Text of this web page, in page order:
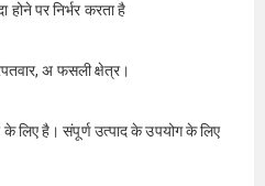
पर निर्भर करता है
अ फसली क्षेत्र।
के लिए है। संपूर्ण उत्पाद के उपयोग के लिए